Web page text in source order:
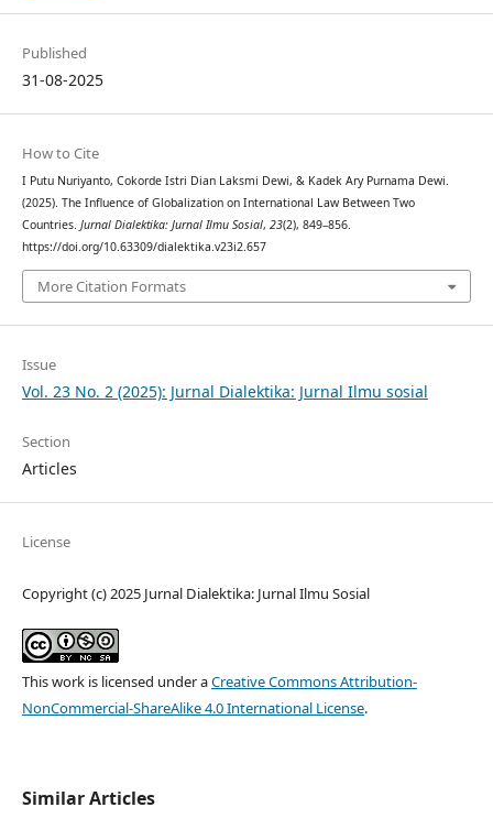
Published
31-08-2025
How to Cite
I Putu Nuriyanto, Cokorde Istri Dian Laksmi Dewi, & Kadek Ary Purnama Dewi.
(2025). The Influence of Globalization on International Law Between Two
Countries. Jurnal Dialektika: Jurnal Ilmu Sosial, 23(2), 849–856.
https://doi.org/10.63309/dialektika.v23i2.657
More Citation Formats
Issue
Vol. 23 No. 2 (2025): Jurnal Dialektika: Jurnal Ilmu sosial
Section
Articles
License
Copyright (c) 2025 Jurnal Dialektika: Jurnal Ilmu Sosial
This work is licensed under aCreative Commons Attribution-
NonCommercial-ShareAlike 4.0 International License.
Similar Articles